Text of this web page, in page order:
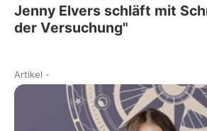
Jenny Elvers schläft mit
der Versuchung"
Artikel -